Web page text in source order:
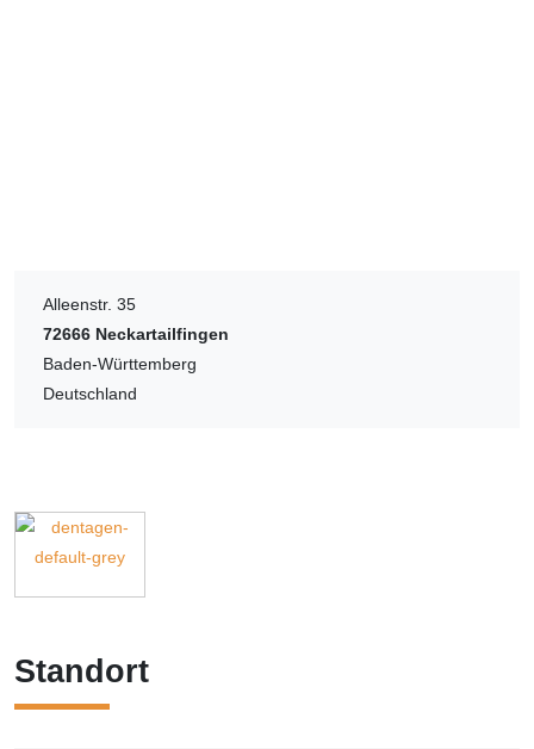
Alleenstr. 35
72666 Neckartailfingen
Baden-Württemberg
Deutschland
Standort